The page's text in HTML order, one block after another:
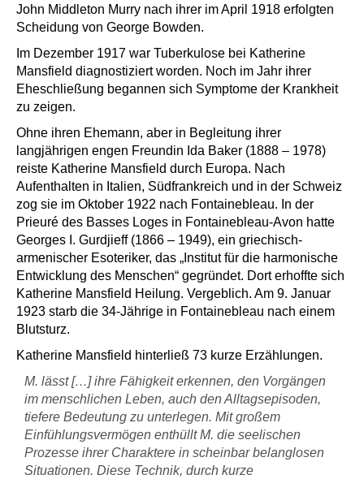
John Middleton Murry nach ihrer im April 1918 erfolgten
Scheidung von George Bowden.
Im Dezember 1917 war Tuberkulose bei Katherine
Mansfield diagnostiziert worden. Noch im Jahr ihrer
Eheschließung begannen sich Symptome der Krankheit
zu zeigen.
Ohne ihren Ehemann, aber in Begleitung ihrer
langjährigen engen Freundin Ida Baker (1888 – 1978)
reiste Katherine Mansfield durch Europa. Nach
Aufenthalten in Italien, Südfrankreich und in der Schweiz
zog sie im Oktober 1922 nach Fontainebleau. In der
Prieuré des Basses Loges in Fontainebleau-Avon hatte
Georges I. Gurdjieff (1866 – 1949), ein griechisch-
armenischer Esoteriker, das „Institut für die harmonische
Entwicklung des Menschen“ gegründet. Dort erhoffte sich
Katherine Mansfield Heilung. Vergeblich. Am 9. Januar
1923 starb die 34-Jährige in Fontainebleau nach einem
Blutsturz.
Katherine Mansfield hinterließ 73 kurze Erzählungen.
M. lässt […] ihre Fähigkeit erkennen, den Vorgängen
im menschlichen Leben, auch den Alltagsepisoden,
tiefere Bedeutung zu unterlegen. Mit großem
Einfühlungsvermögen enthüllt M. die seelischen
Prozesse ihrer Charaktere in scheinbar belanglosen
Situationen. Diese Technik, durch kurze